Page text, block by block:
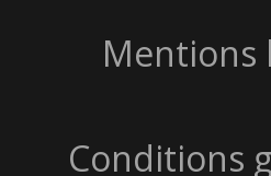
Mentions
Conditions